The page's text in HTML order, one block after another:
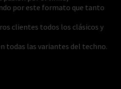
por este formato que tanto
clientes todos los clásicos y
todas las variantes del techno.